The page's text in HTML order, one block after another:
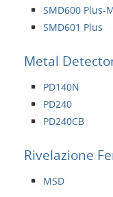
SMD600 Plus-
SMD601 Plus
Metal
PD140N
PD240
PD240CB
Rivelazione
MSD